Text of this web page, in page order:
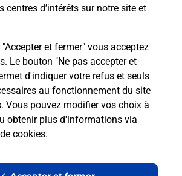
centres d’intérêts sur notre site et
et fermer" vous acceptez
Le bouton "Ne pas accepter et
d'indiquer votre refus et seuls
au fonctionnement du site
Vous pouvez modifier vos choix à
obtenir plus d'informations via
cookies.
aux lettres
Bas-Rhin